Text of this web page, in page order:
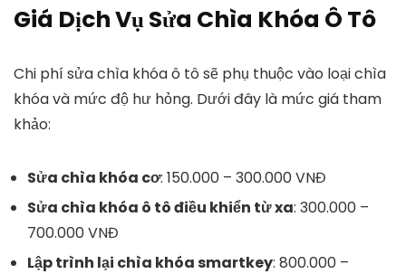
Giá Dịch Vụ Sửa Chìa Khóa Ô Tô
Chi phí sửa chìa khóa ô tô sẽ phụ thuộc vào loại chìa
khóa và mức độ hư hỏng. Dưới đây là mức giá tham
khảo:
Sửa chìa khóa cơ: 150.000 – 300.000 VNĐ
Sửa chìa khóa ô tô điều khiển từ xa: 300.000 –
700.000 VNĐ
Lập trình lại chìa khóa smartkey: 800.000 –